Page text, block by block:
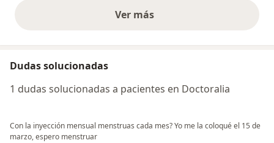
Ver másopiniones anteriores
Dudas solucionadas
1 dudas solucionadas a pacientes en Doctoralia
Con la inyección mensual menstruas cada mes? Yo me la coloqué el 15 de
marzo, espero menstruar